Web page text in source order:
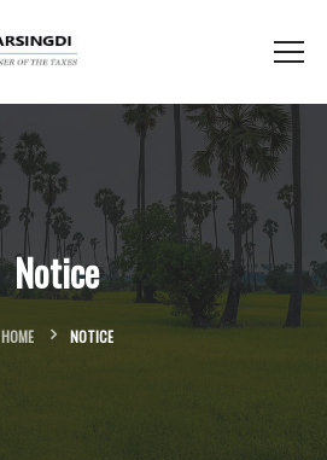
Notice
HOME NOTICE